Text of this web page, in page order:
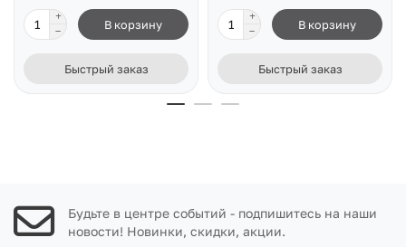
В корзину
Быстрый заказ
В корзину
Быстрый заказ
Будьте в центре событий - подпишитесь на наши
новости! Новинки, скидки, акции.